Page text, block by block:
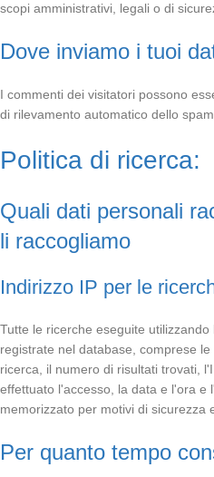
scopi amministrativi, legali o di
Dove inviamo i tuoi
I commenti dei visitatori possono
di rilevamento automatico dello spam.
Politica di ricerca:
Quali dati personali
li raccogliamo
Indirizzo IP per le
Tutte le ricerche eseguite
registrate nel database, comprese
ricerca, il numero di risultati trovati,
effettuato l'accesso, la data e l'ora e
memorizzato per motivi di sicurezza
Per quanto tempo